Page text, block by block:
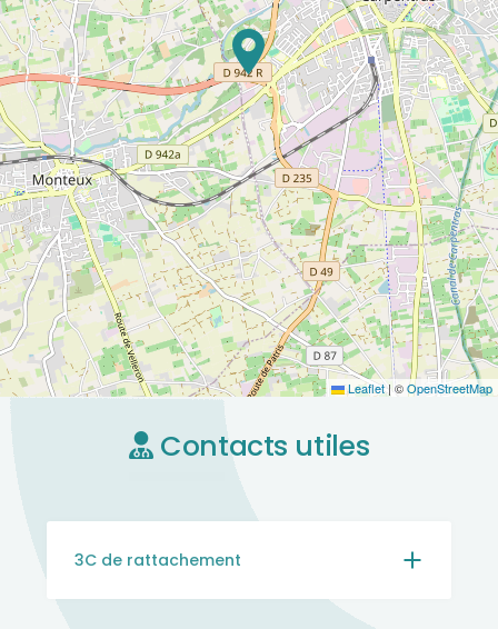
Leaflet|©OpenStreetMap
Contacts utiles
3C de rattachement